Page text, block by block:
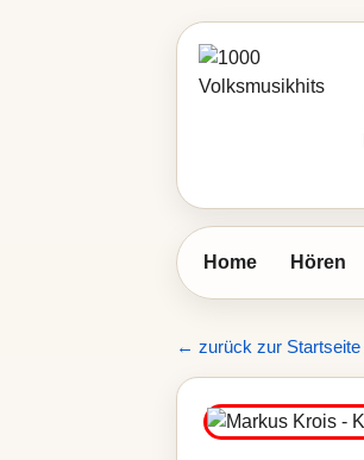
Home Hören
← zurück zur Startseite